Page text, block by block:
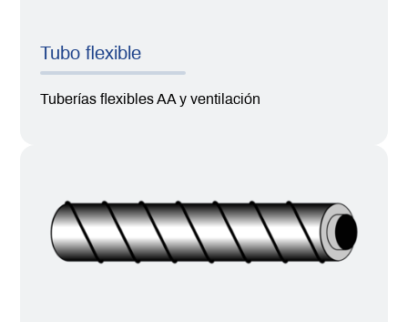
Tubo flexible
Tuberías flexibles AA y ventilación